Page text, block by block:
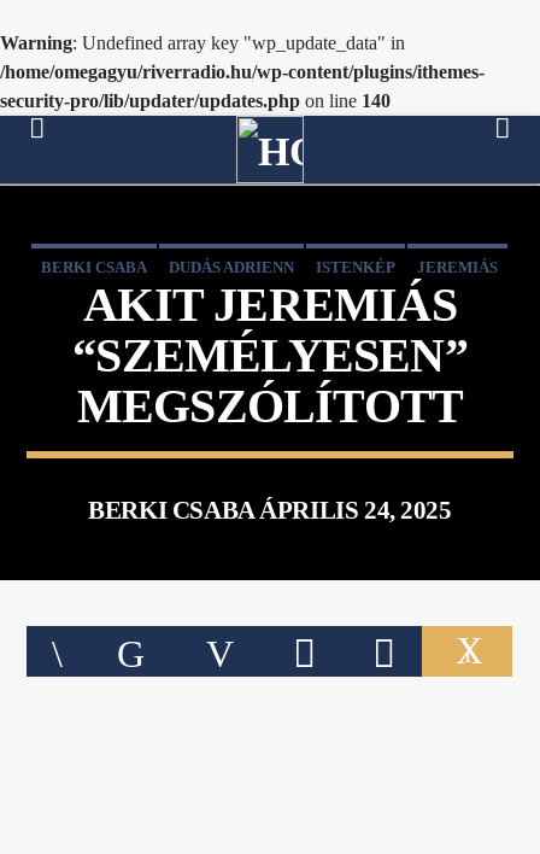
Warning: Undefined array key "wp_update_data" in
/home/omegagyu/riverradio.hu/wp-content/plugins/ithemes-
security-pro/lib/updater/updates.php on line 140
BERKI CSABA DUDÁS ADRIENN ISTENKÉP JEREMIÁS
AKIT JEREMIÁS
“SZEMÉLYESEN”
MEGSZÓLÍTOTT
BERKI CSABA ÁPRILIS 24, 2025
1